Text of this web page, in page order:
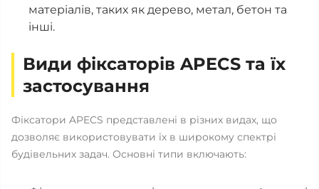
матеріалів, таких як дерево, метал, бетон та
інші.
Види фіксаторів APECS та їх
застосування
Фіксатори APECS представлені в різних видах, що
дозволяє використовувати їх в широкому спектрі
будівельних задач. Основні типи включають: